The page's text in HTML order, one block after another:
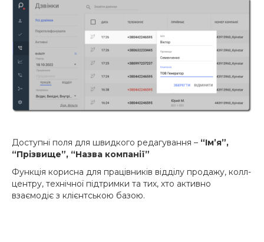
Доступні поля для швидкого редагування – “Ім’я”,
“Прізвище”, “Назва компанії”
Функція корисна для працівників відділу продажу, колл-
центру, технічної підтримки та тих, хто активно
взаємодіє з клієнтською базою.